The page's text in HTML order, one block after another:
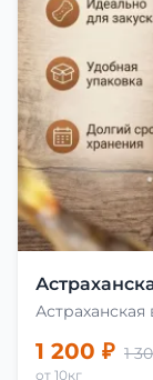
1 200 ₽ 1
от 10кг